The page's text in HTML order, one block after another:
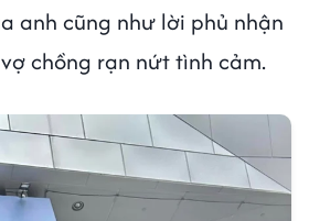
anh cũng như lời phủ nhận
chồng rạn nứt tình cảm.